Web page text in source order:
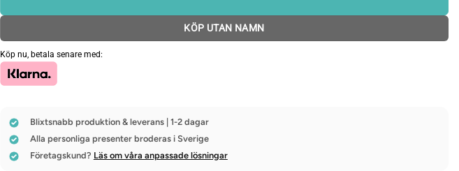
KÖP UTAN NAMN
Köp nu, betala senare med:
Blixtsnabb produktion & leverans | 1-2 dagar
Alla personliga presenter broderas i Sverige
Företagskund? Läs om våra anpassade lösningar